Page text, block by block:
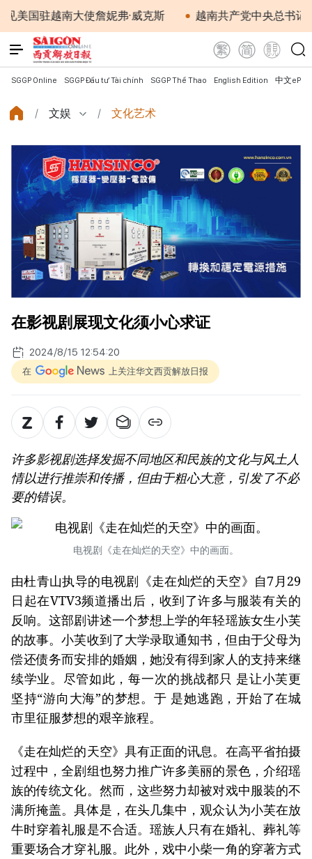
越南大使詹妮弗·威克斯 越南共产党中央总书记、国家
SGGP Online SGGP Đầu tư Tài chính SGGP Thể Thao English Edition 中文
文娱 文化艺术
在影视剧展现文化须小心求证
2024/8/15 12:54:20
在 上关注华文西贡解放日报
许多影视剧选择发掘不同地区和民族的文化与风土人
情以进行推崇和传播，但由于粗心大意，引发了不必
要的错误。
电视剧《走在灿烂的天空》中的画面。
由杜青山执导的电视剧《走在灿烂的天空》自7月29
日起在VTV3频道播出后，收到了许多与服装有关的
反响。这部剧讲述一个梦想上学的年轻瑶族女生小芙
的故事。小芙收到了大学录取通知书，但由于父母为
偿还债务而安排的婚姻，她没有得到家人的支持来继
续学业。尽管如此，每一次的挑战都只 是让小芙更
坚持“游向大海”的梦想。于 是她逃跑，开始了在城
市里征服梦想的艰辛旅程。
《走在灿烂的天空》具有正面的讯息。在高平省拍摄
过程中，全剧组也努力推广许多美丽的景色，介绍瑶
族的传统文化。然而，这些努力却被对戏中服装的不
满所掩盖。具体是，在头几集中，观众认为小芙在放
牛时穿着礼服是不合适。瑶族人只有在婚礼、葬礼等
重要场合才穿礼服。此外，戏中小柴一角的穿著方式